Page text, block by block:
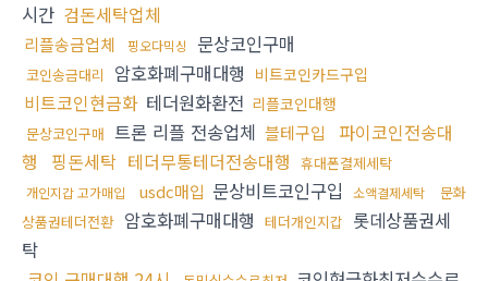
시간 검돈세탁업체
리플송금업체 핑오다믹싱 문상코인구매
코인송금대리 암호화폐구매대행 비트코인카드구입
비트코인현금화 테더원화환전 리플코인대행
문상코인구매 트론 리플 전송업체 블테구입
파이코인전송대
행
핑돈세탁 테더무통테더전송대행 휴대폰결제세탁
개인지갑 고가매입 usdc매입 문상비트코인구입 소액결제세탁
문화
상품권테더전환 암호화폐구매대행 테더개인지갑 롯데상품권세
탁